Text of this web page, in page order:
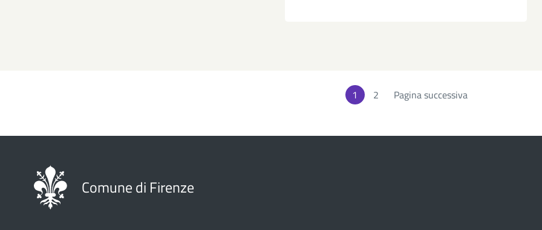
1 Page
2 Pagina successiva
Comune di Firenze